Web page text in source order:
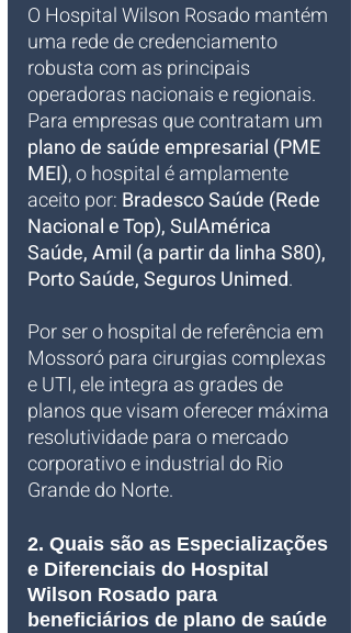
O Hospital Wilson Rosado mantém
uma rede de credenciamento
robusta com as principais
operadoras nacionais e regionais.
Para empresas que contratam um
plano de saúde empresarial (PME
MEI), o hospital é amplamente
aceito por: Bradesco Saúde (Rede
Nacional e Top), SulAmérica
Saúde, Amil (a partir da linha S80),
Porto Saúde, Seguros Unimed.
Por ser o hospital de referência em
Mossoró para cirurgias complexas
e UTI, ele integra as grades de
planos que visam oferecer máxima
resolutividade para o mercado
corporativo e industrial do Rio
Grande do Norte.
2. Quais são as Especializações
e Diferenciais do Hospital
Wilson Rosado para
beneficiários de plano de saúde